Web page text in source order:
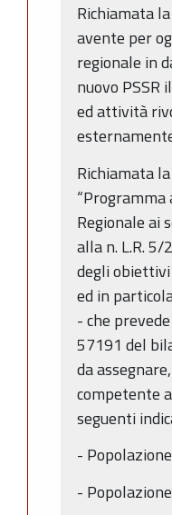
Richiamata
avente per
regionale in
nuovo PSSR
ed attività
Richiamata
Regionale ai
alla n. L.R.
degli
ed in
- che
57191 del
da
competente
seguenti
-
-